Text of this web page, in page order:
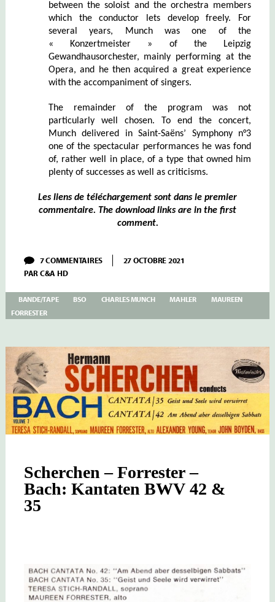
between the soloist and the orchestra members
which the conductor lets develop freely. For
several years, Munch was one of the
« Konzertmeister » of the Leipzig
Gewandhausorchester, mainly performing at the
Opera, and he then acquired a great experience
with the accompaniment of singers.
The remainder of the program was not
particularly well chosen. To end the concert,
Munch delivered in Saint-Saëns’ Symphony n°3
one of the spectacular performances he was fond
of, rather well in place, of a type that owned him
plenty of successes as well as criticisms.
Les liens de téléchargement sont dans le premier
commentaire. The download links are in the first
comment.
7 COMMENTAIRESSUR
FORRESTER
–
KINDERTOTENLIEDER
EINES
FAHRENDEN
GESELLEN
–
MUNCH
BSO
27 OCTOBRE 2021
PARC&A HD
BANDE/TAPE BSO CHARLES MUNCH MAHLER
MAUREEN
FORRESTER
Scherchen – Forrester –
Bach: Kantaten BWV 42 &
35